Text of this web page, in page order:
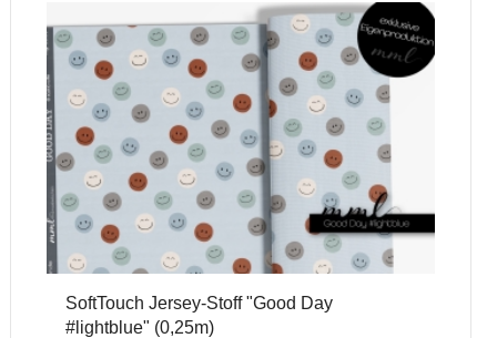
SoftTouch Jersey-Stoff "Good Day
#lightblue" (0,25m)